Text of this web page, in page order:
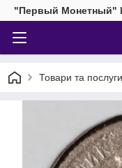
"Первый Монетный"
Товари та послуги